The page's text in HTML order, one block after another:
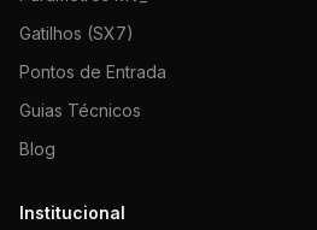
Gatilhos (SX7)
Pontos de Entrada
Guias Técnicos
Blog
Institucional